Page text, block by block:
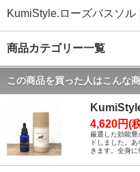
KumiStyle.ローズバスソル
商品カテゴリー一覧
この商品を買った人はこんな
4,620円(
厳選した効能
ドしました。
きます。全身に